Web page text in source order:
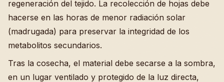
regeneración del tejido. La recolección de hojas debe
hacerse en las horas de menor radiación solar
(madrugada) para preservar la integridad de los
metabolitos secundarios.
Tras la cosecha, el material debe secarse a la sombra,
en un lugar ventilado y protegido de la luz directa,